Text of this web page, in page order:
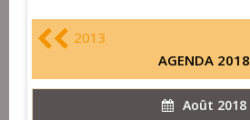
2013
AGENDA 2018
Août 2018